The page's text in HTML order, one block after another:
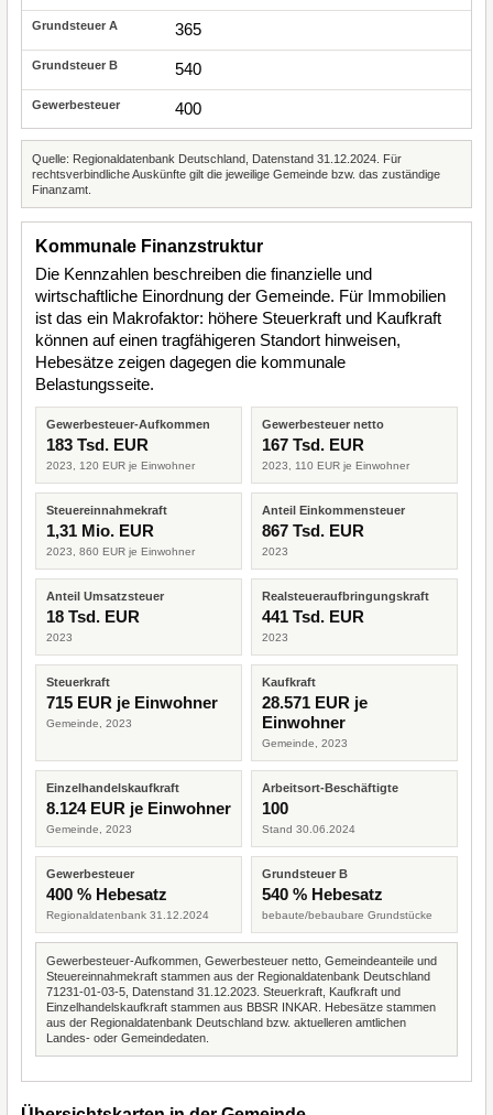
365
540
400
Quelle: Regionaldatenbank Deutschland, Datenstand 31.12.2024. Für
rechtsverbindliche Auskünfte gilt die jeweilige Gemeinde bzw. das zuständige
Finanzamt.
Kommunale Finanzstruktur
Die Kennzahlen beschreiben die finanzielle und
wirtschaftliche Einordnung der Gemeinde. Für Immobilien
ist das ein Makrofaktor: höhere Steuerkraft und Kaufkraft
können auf einen tragfähigeren Standort hinweisen,
Hebesätze zeigen dagegen die kommunale
Belastungsseite.
Gewerbesteuer-Aufkommen
183 Tsd. EUR
2023, 120 EUR je Einwohner
Gewerbesteuer netto
167 Tsd. EUR
2023, 110 EUR je Einwohner
Steuereinnahmekraft
1,31 Mio. EUR
2023, 860 EUR je Einwohner
Anteil Einkommensteuer
867 Tsd. EUR
2023
Anteil Umsatzsteuer
18 Tsd. EUR
2023
Realsteueraufbringungskraft
441 Tsd. EUR
2023
Steuerkraft
715 EUR je Einwohner
Gemeinde, 2023
Kaufkraft
28.571 EUR je
Einwohner
Gemeinde, 2023
Einzelhandelskaufkraft
8.124 EUR je Einwohner
Gemeinde, 2023
Arbeitsort-Beschäftigte
100
Stand 30.06.2024
Gewerbesteuer
400 % Hebesatz
Regionaldatenbank 31.12.2024
Grundsteuer B
540 % Hebesatz
bebaute/bebaubare Grundstücke
Gewerbesteuer-Aufkommen, Gewerbesteuer netto, Gemeindeanteile und
Steuereinnahmekraft stammen aus der Regionaldatenbank Deutschland
71231-01-03-5, Datenstand 31.12.2023. Steuerkraft, Kaufkraft und
Einzelhandelskaufkraft stammen aus BBSR INKAR. Hebesätze stammen
aus der Regionaldatenbank Deutschland bzw. aktuelleren amtlichen
Landes- oder Gemeindedaten.